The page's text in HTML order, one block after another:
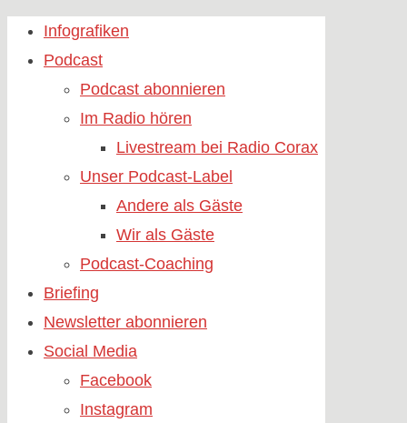
Skip
Infografiken
Podcast
Podcast abonnieren
Im Radio hören
Livestream bei Radio Corax
Unser Podcast-Label
Andere als Gäste
Wir als Gäste
Podcast-Coaching
Briefing
Newsletter abonnieren
Social Media
Facebook
Instagram